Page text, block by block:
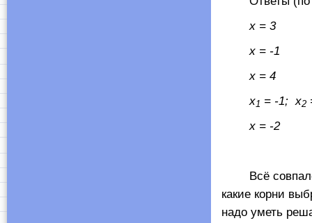
x= 3
x= -1
x= 4
x1 = -1; x2
x= -2
Всё совпало!
какие корни
надо уметь